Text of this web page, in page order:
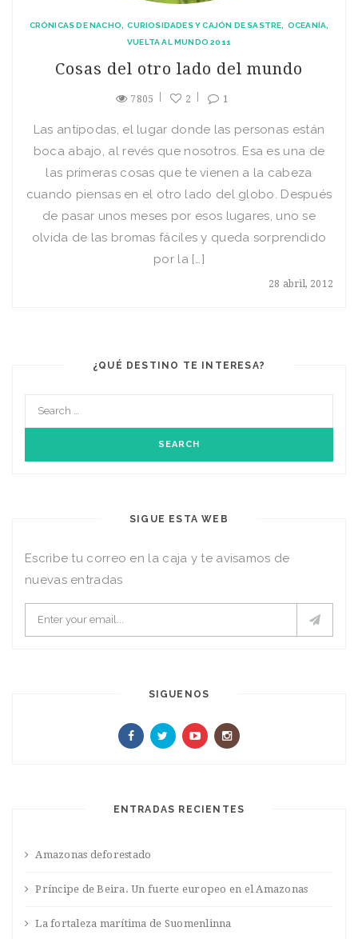
CRÓNICAS DE NACHO CURIOSIDADES Y CAJÓN DE SASTRE
OCEANÍA
VUELTA AL MUNDO 2011
Cosas del otro lado del mundo
7805 2 1
28 abril, 2012
Las antípodas, el lugar donde las personas están
boca abajo, al revés que nosotros. Esa es una de
las primeras cosas que te vienen a la cabeza
cuando piensas en el otro lado del globo. Después
de pasar unos meses por esos lugares, uno se
olvida de las bromas fáciles y queda sorprendido
por la […]
¿QUÉ DESTINO TE INTERESA?
SIGUE ESTA WEB
Escribe tu correo en la caja y te avisamos de
nuevas entradas
SIGUENOS
ENTRADAS RECIENTES
Amazonas deforestado
Príncipe de Beira. Un fuerte europeo en el Amazonas
La fortaleza marítima de Suomenlinna